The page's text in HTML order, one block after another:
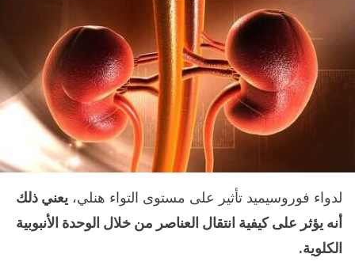
لدواء فوروسيميد تأثير على مستوى التواء هنلي، يعني ذلك
أنه يؤثر على كيفية انتقال العناصر من خلال الوحدة الأنبوبية
الكلوية.